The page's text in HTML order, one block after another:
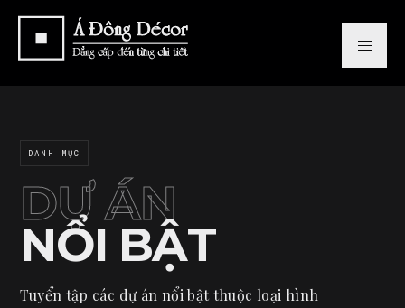
DANH MỤC
DỰ ÁN
NỔI BẬT
Tuyển tập các dự án nổi bật thuộc loại hình